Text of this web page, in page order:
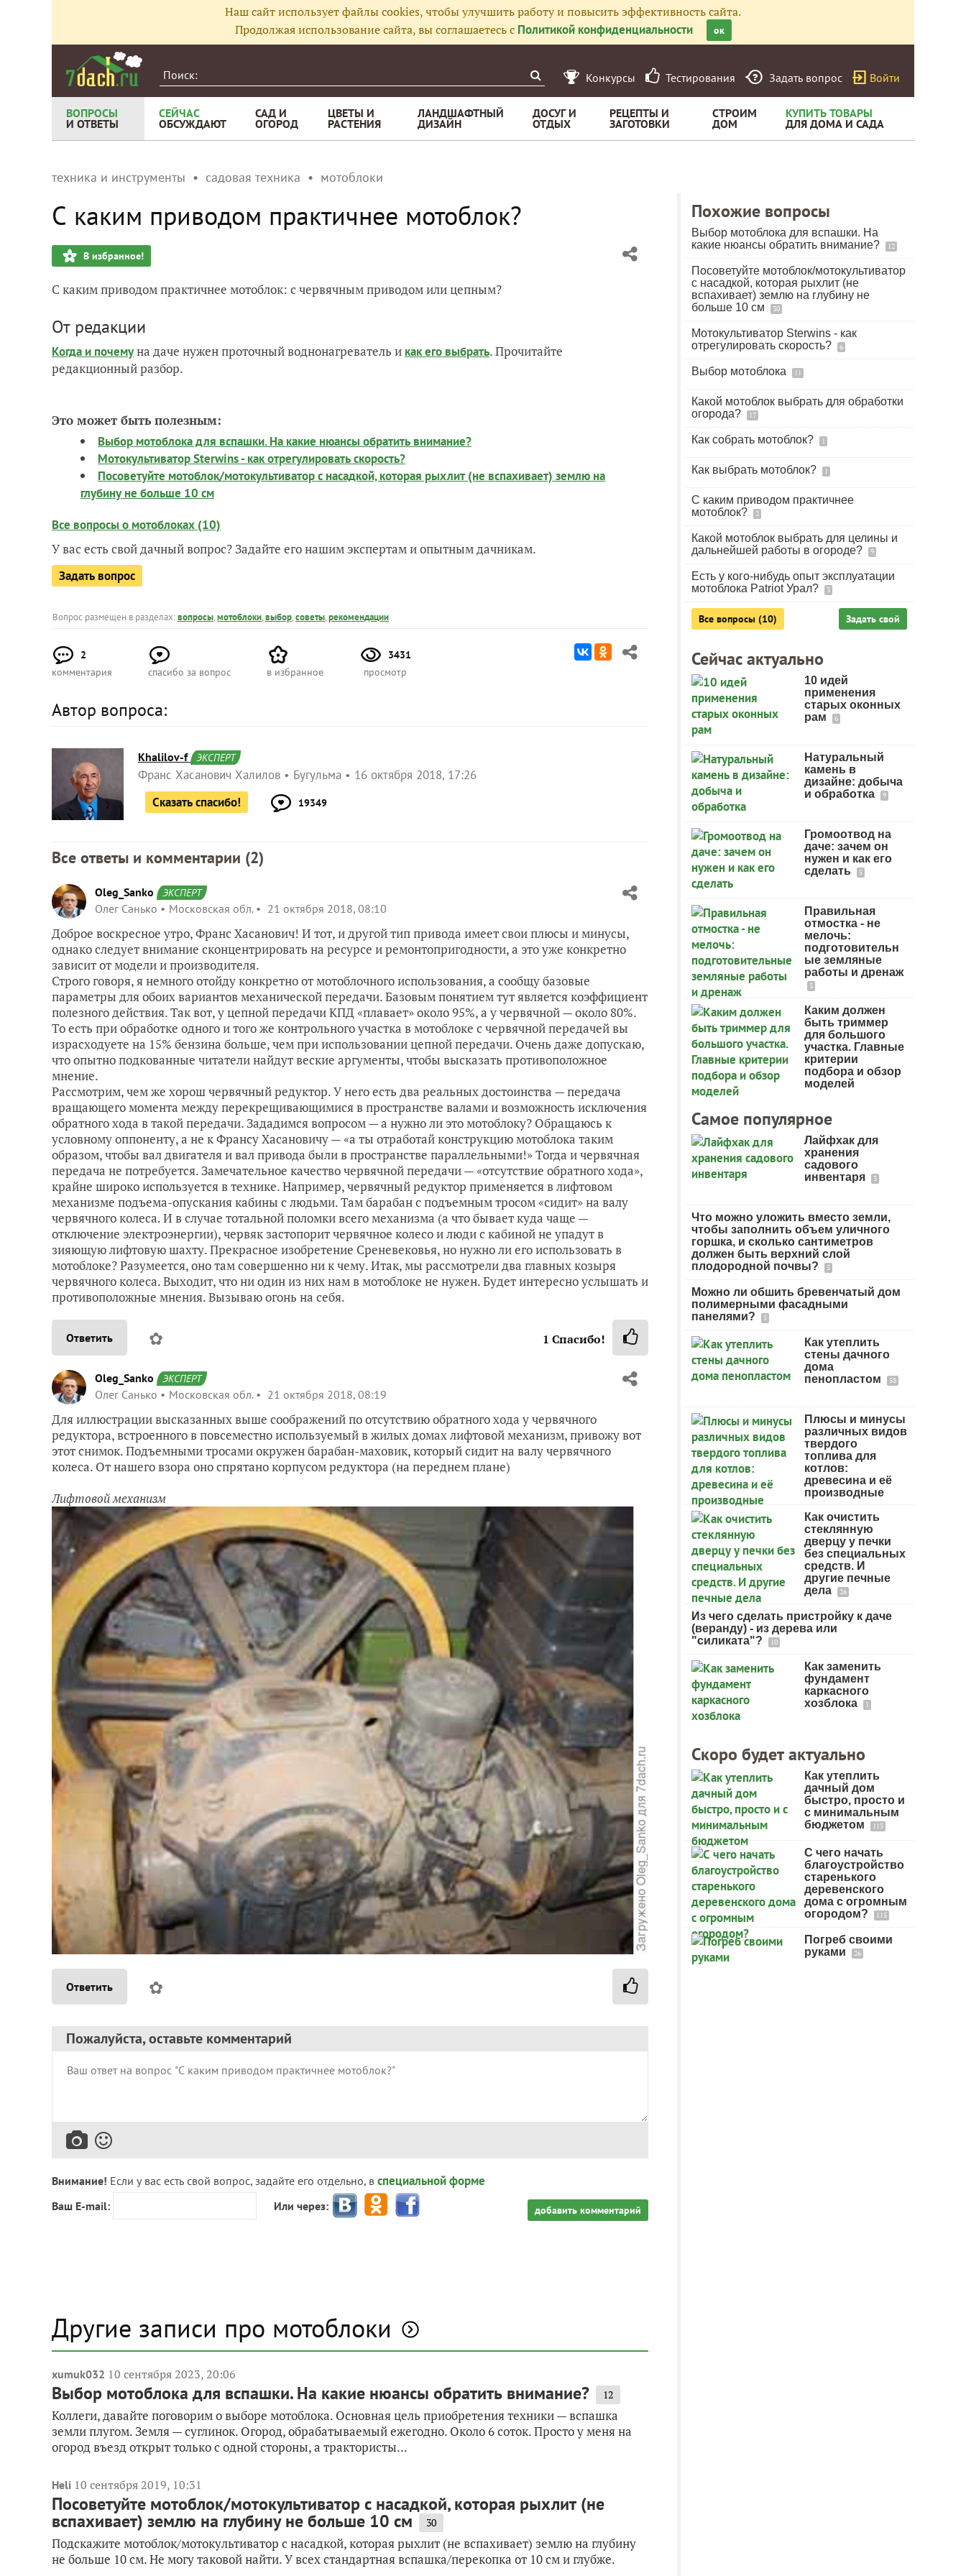
Наш сайт использует файлы cookies, чтобы улучшить работу и повысить эффективность сайта.
Продолжая использование сайта, вы соглашаетесь с Политикой конфиденциальности ок
Конкурсы Тестирования Задать вопрос Войти
ВОПРОСЫ
И ОТВЕТЫ
СЕЙЧАС
ОБСУЖДАЮТ
САД И
ОГОРОД
ЦВЕТЫ И
РАСТЕНИЯ
ЛАНДШАФТНЫЙ
ДИЗАЙН
ДОСУГ И
ОТДЫХ
РЕЦЕПТЫ И
ЗАГОТОВКИ
СТРОИМ
ДОМ
КУПИТЬ ТОВАРЫ
ДЛЯ ДОМА И САДА
техника и инструменты садовая техника мотоблоки
С каким приводом практичнее мотоблок?
В избранное!
С каким приводом практичнее мотоблок: с червячным приводом или цепным?
От редакции
Когда и почемуна даче нужен проточный воднонагреватель и как его выбрать. Прочитайте
редакционный разбор.
Это может быть полезным:
Выбор мотоблока для вспашки. На какие нюансы обратить внимание?
Мотокультиватор Sterwins - как отрегулировать скорость?
Посоветуйте мотоблок/мотокультиватор с насадкой, которая рыхлит (не вспахивает) землю на
глубину не больше 10 см
Все вопросы о мотоблоках (10)
У вас есть свой дачный вопрос? Задайте его нашим экспертам и опытным дачникам.
Задать вопрос
Вопрос размещен в разделах:вопросы,мотоблоки,выбор,советы,рекомендации
2
комментария
спасибо за вопрос в избранное
3431
просмотр
Автор вопроса:
Khalilov-f ЭКСПЕРТ
Франс Хасанович Халилов Бугульма
16 октября 2018, 17:26
Сказать спасибо!
19349
Все ответы и комментарии (2)
Oleg_Sanko ЭКСПЕРТ
Олег Санько Московская обл. 21 октября 2018, 08:10
Доброе воскресное утро, Франс Хасанович! И тот, и другой тип привода имеет свои плюсы и минусы,
однако следует внимание сконцентрировать на ресурсе и ремонтопригодности, а это уже конкретно
зависит от модели и производителя.
Строго говоря, я немного отойду конкретно от мотоблочного использования, а сообщу базовые
параметры для обоих вариантов механической передачи. Базовым понятием тут является коэффициент
полезного действия. Так вот, у цепной передачи КПД «плавает» около 95%, а у червячной — около 80%.
То есть при обработке одного и того же контрольного участка в мотоблоке с червячной передачей вы
израсходуете на 15% бензина больше, чем при использовании цепной передачи. Очень даже допускаю,
что опытно подкованные читатели найдут веские аргументы, чтобы высказать противоположное
мнение.
Рассмотрим, чем же хорош червячный редуктор. У него есть два реальных достоинства — передача
вращающего момента между перекрещивающимися в пространстве валами и возможность исключения
обратного хода в такой передачи. Зададимся вопросом — а нужно ли это мотоблоку? Обращаюсь к
условному оппоненту, а не к Франсу Хасановичу — «а ты отработай конструкцию мотоблока таким
образом, чтобы вал двигателя и вал привода были в пространстве параллельными!» Тогда и червячная
передача не потребуется. Замечательное качество червячной передачи — «отсутствие обратного хода»,
крайне широко используется в технике. Например, червячный редуктор применяется в лифтовом
механизме подъема-опускания кабины с людьми. Там барабан с подъемным тросом «сидит» на валу
червячного колеса. И в случае тотальной поломки всего механизма (а что бывает куда чаще —
отключение электроэнергии), червяк застопорит червячное колесо и люди с кабиной не упадут в
зияющую лифтовую шахту. Прекрасное изобретение Среневековья, но нужно ли его использовать в
мотоблоке? Разумеется, оно там совершенно ни к чему. Итак, мы рассмотрели два главных козыря
червячного колеса. Выходит, что ни один из них нам в мотоблоке не нужен. Будет интересно услышать и
противоположные мнения. Вызываю огонь на себя.
Ответить ✿ 1 Спасибо!
Oleg_Sanko ЭКСПЕРТ
Олег Санько Московская обл. 21 октября 2018, 08:19
Для иллюстрации высказанных выше соображений по отсутствию обратного хода у червячного
редуктора, встроенного в повсеместно используемый в жилых домах лифтовой механизм, привожу вот
этот снимок. Подъемными тросами окружен барабан-маховик, который сидит на валу червячного
колеса. От нашего взора оно спрятано корпусом редуктора (на переднем плане)
Лифтовой механизм
Ответить ✿
Пожалуйста, оставьте комментарий
Внимание! Если у вас есть свой вопрос, задайте его отдельно, в специальной форме
Ваш E-mail: Или через: добавить комментарий
Другие записи про мотоблоки
xumuk032 10 сентября 2023, 20:06
Выбор мотоблока для вспашки. На какие нюансы обратить внимание? 12
Коллеги, давайте поговорим о выборе мотоблока. Основная цель приобретения техники — вспашка
земли плугом. Земля — суглинок. Огород, обрабатываемый ежегодно. Около 6 соток. Просто у меня на
огород въезд открыт только с одной стороны, а трактористы...
Heli 10 сентября 2019, 10:31
Посоветуйте мотоблок/мотокультиватор с насадкой, которая рыхлит (не
вспахивает) землю на глубину не больше 10 см 30
Подскажите мотоблок/мотокультиватор с насадкой, которая рыхлит (не вспахивает) землю на глубину
не больше 10 см. Не могу таковой найти. У всех стандартная вспашка/перекопка от 10 см и глубже.
Похожие вопросы
Выбор мотоблока для вспашки. На
какие нюансы обратить внимание?
12
Посоветуйте мотоблок/мотокультиватор
с насадкой, которая рыхлит (не
вспахивает) землю на глубину не
больше 10 см
30
Мотокультиватор Sterwins - как
отрегулировать скорость?
6
Выбор мотоблока 11
Какой мотоблок выбрать для обработки
огорода?
17
Как собрать мотоблок? 1
Как выбрать мотоблок? 1
С каким приводом практичнее
мотоблок?
2
Какой мотоблок выбрать для целины и
дальнейшей работы в огороде?
9
Есть у кого-нибудь опыт эксплуатации
мотоблока Patriot Урал?
3
Все вопросы (10) Задать свой
Сейчас актуально
10 идей
применения
старых оконных
рам
6
Натуральный
камень в
дизайне: добыча
и обработка
9
Громоотвод на
даче: зачем он
нужен и как его
сделать
5
Правильная
отмостка - не
мелочь:
подготовительн
ые земляные
работы и дренаж
3
Каким должен
быть триммер
для большого
участка. Главные
критерии
подбора и обзор
моделей
Самое популярное
Лайфхак для
хранения
садового
инвентаря
3
Что можно уложить вместо земли,
чтобы заполнить объем уличного
горшка, и сколько сантиметров
должен быть верхний слой
плодородной почвы?
5
Можно ли обшить бревенчатый дом
полимерными фасадными
панелями?
5
Как утеплить
стены дачного
дома
пенопластом
58
Плюсы и минусы
различных видов
твердого
топлива для
котлов:
древесина и её
производные
Как очистить
стеклянную
дверцу у печки
без специальных
средств. И
другие печные
дела
26
Из чего сделать пристройку к даче
(веранду) - из дерева или
"силиката"?
10
Как заменить
фундамент
каркасного
хозблока
1
Скоро будет актуально
Как утеплить
дачный дом
быстро, просто и
с минимальным
бюджетом
113
С чего начать
благоустройство
старенького
деревенского
дома с огромным
огородом?
115
Погреб своими
руками
26